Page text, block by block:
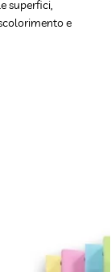
superfici,
e